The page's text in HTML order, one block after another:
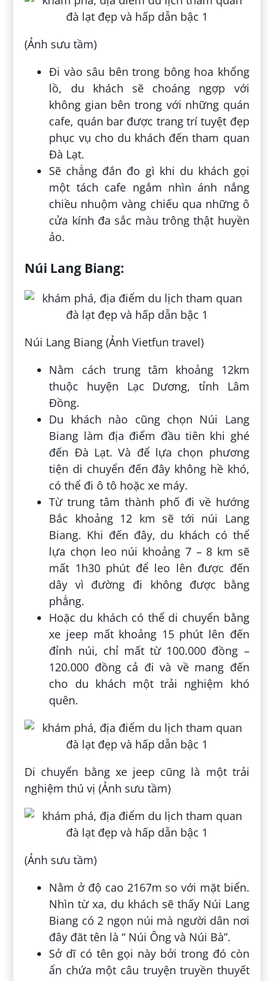
(Ảnh sưu tầm)
Đi vào sâu bên trong bông hoa khổng
lồ, du khách sẽ choáng ngợp với
không gian bên trong với những quán
cafe, quán bar được trang trí tuyệt đẹp
phục vụ cho du khách đến tham quan
Đà Lạt.
Sẽ chẳng đắn đo gì khi du khách gọi
một tách cafe ngắm nhìn ánh nắng
chiều nhuộm vàng chiếu qua những ô
cửa kính đa sắc màu trông thật huyền
ảo.
Núi Lang Biang:
Núi Lang Biang (Ảnh Vietfun travel)
Nằm cách trung tâm khoảng 12km
thuộc huyện Lạc Dương, tỉnh Lâm
Đồng.
Du khách nào cũng chọn Núi Lang
Biang làm địa điểm đầu tiên khi ghé
đến Đà Lạt. Và để lựa chọn phương
tiện di chuyển đến đây không hề khó,
có thể đi ô tô hoặc xe máy.
Từ trung tâm thành phố đi về hướng
Bắc khoảng 12 km sẽ tới núi Lang
Biang. Khi đến đây, du khách có thể
lựa chọn leo núi khoảng 7 – 8 km sẽ
mất 1h30 phút để leo lên được đến
dây vì đường đi không được bằng
phẳng.
Hoặc du khách có thể di chuyển bằng
xe jeep mất khoảng 15 phút lên đến
đỉnh núi, chỉ mất từ 100.000 đồng –
120.000 đồng cả đi và về mang đến
cho du khách một trải nghiệm khó
quên.
Di chuyển bằng xe jeep cũng là một trải
nghiệm thú vị (Ảnh sưu tầm)
(Ảnh sưu tầm)
Nằm ở độ cao 2167m so với mặt biển.
Nhìn từ xa, du khách sẽ thấy Núi Lang
Biang có 2 ngọn núi mà người dân nơi
đây đăt tên là “ Núi Ông và Núi Bà”.
Sở dĩ có tên gọi này bởi trong đó còn
ẩn chứa một câu truyện truyền thuyết